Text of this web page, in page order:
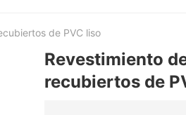
de PVC liso
Revestimiento
recubiertos de